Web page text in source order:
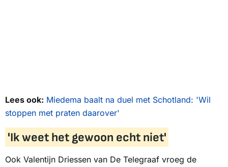
Lees ook: Miedema baalt na duel met Schotland: 'Wil
stoppen met praten daarover'
'Ik weet het gewoon echt niet'
Ook Valentijn Driessen van De Telegraaf vroeg de